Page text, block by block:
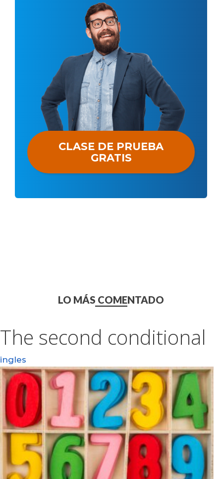
CLASE DE PRUEBA
GRATIS
LO MÁS COMENTADO
The second conditional
ingles